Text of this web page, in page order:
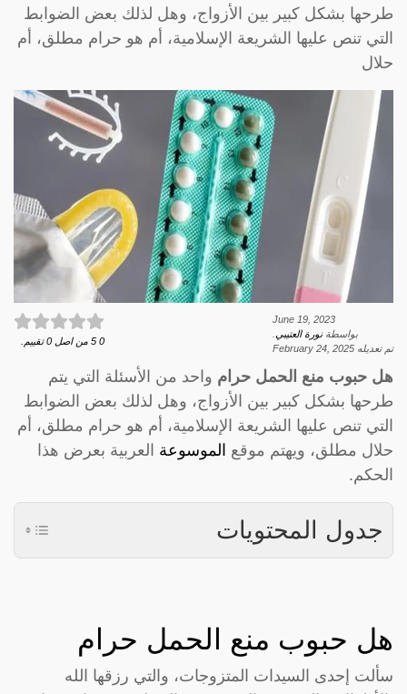
طرحها بشكل كبير بين الأزواج، وهل لذلك بعض الضوابط
التي تنص عليها الشريعة الإسلامية، أم هو حرام مطلق، أم
حلال
June 19, 2023
بواسطةنورة العتيبي
تم تعديله February 24, 2025
0
5 من اصل 0 تقييم.
هل حبوب منع الحمل حرام واحد من الأسئلة التي يتم
طرحها بشكل كبير بين الأزواج، وهل لذلك بعض الضوابط
التي تنص عليها الشريعة الإسلامية، أم هو حرام مطلق، أم
حلال مطلق، ويهتم موقع الموسوعة العربية بعرض هذا
الحكم.
جدول المحتويات
هل حبوب منع الحمل حرام
سألت إحدى السيدات المتزوجات، والتي رزقها الله